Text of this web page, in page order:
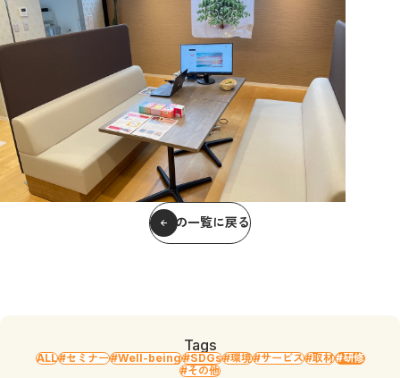
記事の一覧に戻る
Tags
ALL#セミナー#Well-being#SDGs#環境#サービス#取材#研修
#その他